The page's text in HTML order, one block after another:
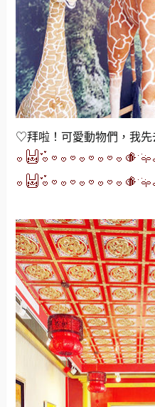
♡拜啦！可愛動物們，我先